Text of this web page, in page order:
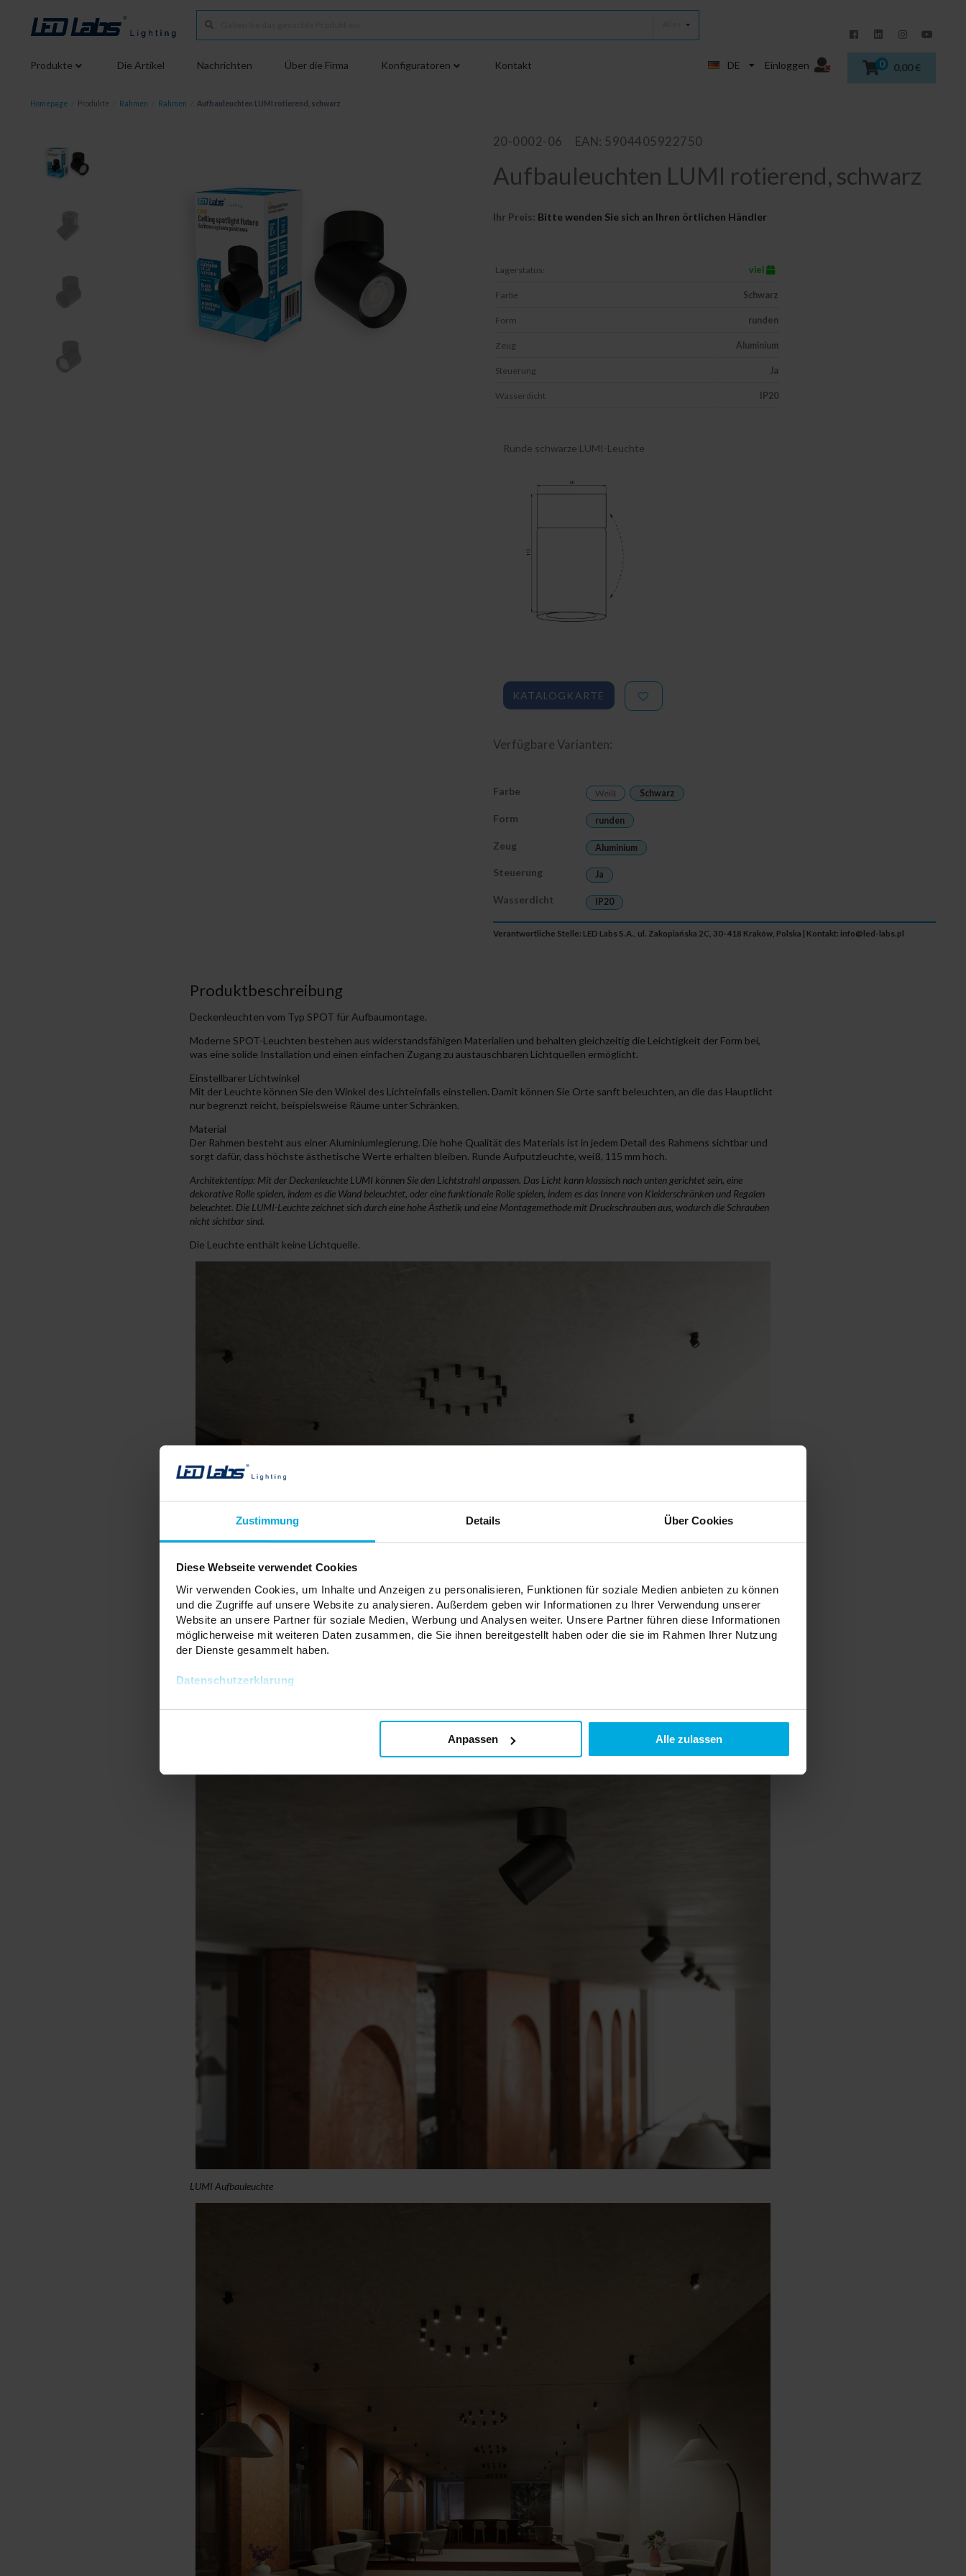
Zustimmung Details Über Cookies
Diese Webseite verwendet Cookies
Wir verwenden Cookies, um Inhalte und Anzeigen zu personalisieren, Funktionen für soziale Medien anbieten zu können
und die Zugriffe auf unsere Website zu analysieren. Außerdem geben wir Informationen zu Ihrer Verwendung unserer
Website an unsere Partner für soziale Medien, Werbung und Analysen weiter. Unsere Partner führen diese Informationen
möglicherweise mit weiteren Daten zusammen, die Sie ihnen bereitgestellt haben oder die sie im Rahmen Ihrer Nutzung
der Dienste gesammelt haben.
Datenschutzerklarung
Anpassen Alle zulassen
Produkte Die Artikel Nachrichten Über die Firma Konfiguratoren Kontakt DE Einloggen 0 0,00 €
Homepage Produkte Rahmen Rahmen Aufbauleuchten LUMI rotierend, schwarz
20-0002-06 EAN: 5904405922750
Aufbauleuchten LUMI rotierend, schwarz
Ihr Preis: Bitte wenden Sie sich an Ihren örtlichen Händler
Lagerstatus: viel
Farbe Schwarz
Form runden
Zeug Aluminium
Steuerung Ja
Wasserdicht IP20
Runde schwarze LUMI-Leuchte
KATALOGKARTE
Verfügbare Varianten:
Farbe Weiß Schwarz
Form runden
Zeug Aluminium
Steuerung Ja
Wasserdicht IP20
Verantwortliche Stelle: LED Labs S.A., ul. Zakopiańska 2C, 30-418 Kraków, Polska | Kontakt: info@led-labs.pl
Produktbeschreibung
Deckenleuchten vom Typ SPOT für Aufbaumontage.
Moderne SPOT-Leuchten bestehen aus widerstandsfähigen Materialien und behalten gleichzeitig die Leichtigkeit der Form bei,
was eine solide Installation und einen einfachen Zugang zu austauschbaren Lichtquellen ermöglicht.
Einstellbarer Lichtwinkel
Mit der Leuchte können Sie den Winkel des Lichteinfalls einstellen. Damit können Sie Orte sanft beleuchten, an die das Hauptlicht
nur begrenzt reicht, beispielsweise Räume unter Schränken.
Material
Der Rahmen besteht aus einer Aluminiumlegierung. Die hohe Qualität des Materials ist in jedem Detail des Rahmens sichtbar und
sorgt dafür, dass höchste ästhetische Werte erhalten bleiben. Runde Aufputzleuchte, weiß, 115 mm hoch.
Architektentipp: Mit der Deckenleuchte LUMI können Sie den Lichtstrahl anpassen. Das Licht kann klassisch nach unten gerichtet sein, eine
dekorative Rolle spielen, indem es die Wand beleuchtet, oder eine funktionale Rolle spielen, indem es das Innere von Kleiderschränken und Regalen
beleuchtet. Die LUMI-Leuchte zeichnet sich durch eine hohe Ästhetik und eine Montagemethode mit Druckschrauben aus, wodurch die Schrauben
nicht sichtbar sind.
Die Leuchte enthält keine Lichtquelle.
LUMI Aufbauleuchte